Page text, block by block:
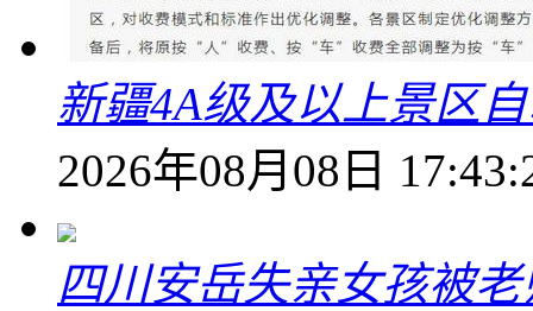
新疆4A级及以上景区
2026年08月08日
四川安岳失亲女孩被